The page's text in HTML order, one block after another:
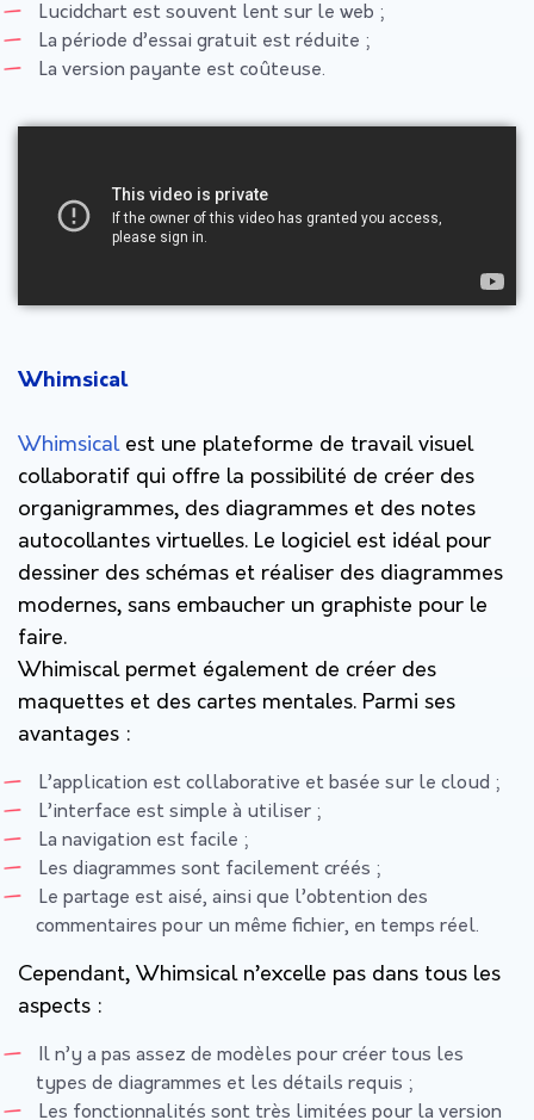
Lucidchart est souvent lent sur le web ;
La période d’essai gratuit est réduite ;
La version payante est coûteuse.
Whimsical
Whimsicalest une plateforme de travail visuel
collaboratif qui offre la possibilité de créer des
organigrammes, des diagrammes et des notes
autocollantes virtuelles. Le logiciel est idéal pour
dessiner des schémas et réaliser des diagrammes
modernes, sans embaucher un graphiste pour le
faire.
Whimiscal permet également de créer des
maquettes et des cartes mentales. Parmi ses
avantages :
L’application est collaborative et basée sur le cloud ;
L’interface est simple à utiliser ;
La navigation est facile ;
Les diagrammes sont facilement créés ;
Le partage est aisé, ainsi que l’obtention des
commentaires pour un même fichier, en temps réel.
Cependant, Whimsical n’excelle pas dans tous les
aspects :
Il n’y a pas assez de modèles pour créer tous les
types de diagrammes et les détails requis ;
Les fonctionnalités sont très limitées pour la version